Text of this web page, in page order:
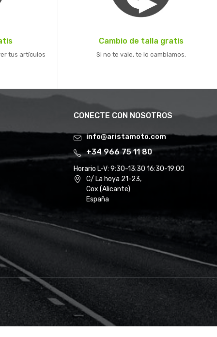
tus artículos
Cambio de talla gratis
Si no te vale, te lo cambiamos.
CONECTE CON NOSOTROS
info@aristamoto.com
+34 966 75 11 80
Horario L-V: 9:30-13:30 16:30-19:00
C/ La hoya 21-23,
Cox (Alicante)
España